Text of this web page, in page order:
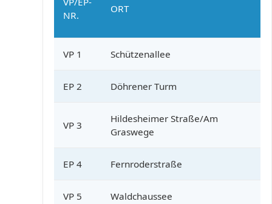
NR.
ORT
VP 1 Schützenallee
EP 2 Döhrener Turm
VP 3
Hildesheimer Straße/Am
Graswege
EP 4 Fernroderstraße
VP 5 Waldchaussee